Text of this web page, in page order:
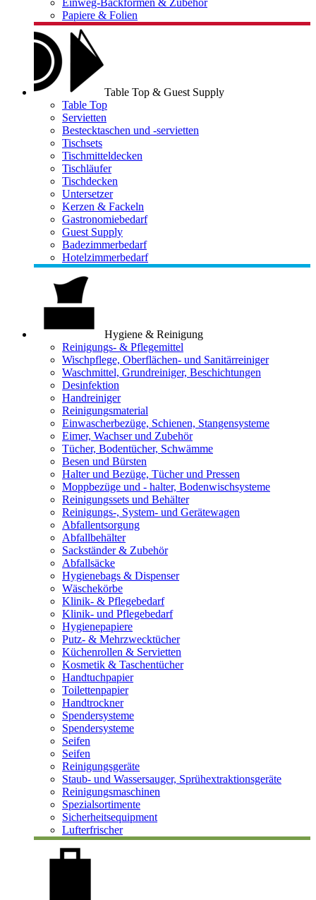
Einweg-Backformen & Zubehör
Papiere & Folien
Table Top & Guest Supply
Table Top
Servietten
Bestecktaschen und -servietten
Tischsets
Tischmitteldecken
Tischläufer
Tischdecken
Untersetzer
Kerzen & Fackeln
Gastronomiebedarf
Guest Supply
Badezimmerbedarf
Hotelzimmerbedarf
Hygiene & Reinigung
Reinigungs- & Pflegemittel
Wischpflege, Oberflächen- und Sanitärreiniger
Waschmittel, Grundreiniger, Beschichtungen
Desinfektion
Handreiniger
Reinigungsmaterial
Einwascherbezüge, Schienen, Stangensysteme
Eimer, Wachser und Zubehör
Tücher, Bodentücher, Schwämme
Besen und Bürsten
Halter und Bezüge, Tücher und Pressen
Moppbezüge und - halter, Bodenwischsysteme
Reinigungssets und Behälter
Reinigungs-, System- und Gerätewagen
Abfallentsorgung
Abfallbehälter
Sackständer & Zubehör
Abfallsäcke
Hygienebags & Dispenser
Wäschekörbe
Klinik- & Pflegebedarf
Klinik- und Pflegebedarf
Hygienepapiere
Putz- & Mehrzwecktücher
Küchenrollen & Servietten
Kosmetik & Taschentücher
Handtuchpapier
Toilettenpapier
Handtrockner
Spendersysteme
Spendersysteme
Seifen
Seifen
Reinigungsgeräte
Staub- und Wassersauger, Sprühextraktionsgeräte
Reinigungsmaschinen
Spezialsortimente
Sicherheitsequipment
Lufterfrischer